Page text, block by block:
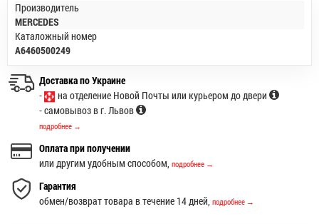
Производитель
MERCEDES
Каталожный номер
A6460500249
Доставка по Украине
-
на отделение Новой Почты или курьером до двери
- самовывоз в г. Львов
подробнее →
Оплата при получении
или другим удобным способом, подробнее →
Гарантия
обмен/возврат товара в течение 14 дней, подробнее →